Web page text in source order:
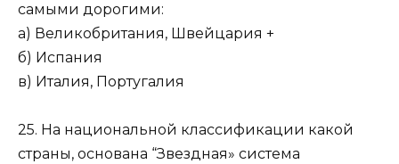
самыми дорогими:
а) Великобритания, Швейцария +
б) Испания
в) Италия, Португалия
25. На национальной классификации какой
страны, основана “Звездная» система